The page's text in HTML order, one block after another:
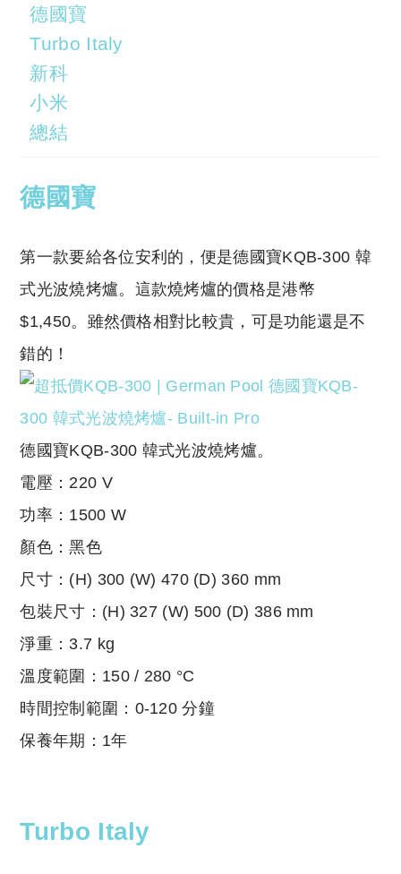
德國寶
Turbo Italy
新科
小米
總結
德國寶
第一款要給各位安利的，便是德國寶KQB-300 韓
式光波燒烤爐。這款燒烤爐的價格是港幣
$1,450。雖然價格相對比較貴，可是功能還是不
錯的！
德國寶KQB-300 韓式光波燒烤爐。
電壓：220 V
功率：1500 W
顏色：黑色
尺寸：(H) 300 (W) 470 (D) 360 mm
包裝尺寸：(H) 327 (W) 500 (D) 386 mm
淨重：3.7 kg
溫度範圍：150 / 280 °C
時間控制範圍：0-120 分鐘
保養年期：1年
Turbo Italy